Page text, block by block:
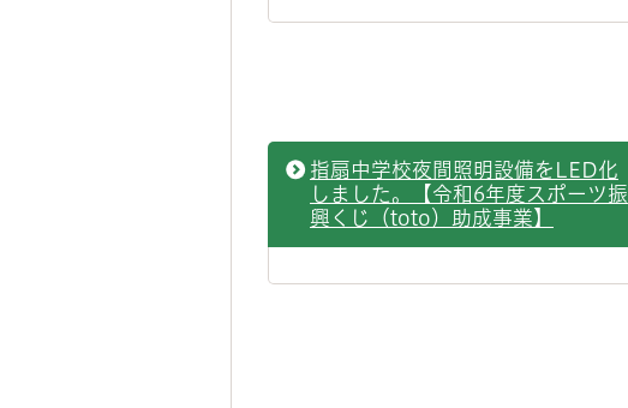
指扇中学校夜間照明設備をLED化
しました。【令和6年度スポーツ振
興くじ（toto）助成事業】